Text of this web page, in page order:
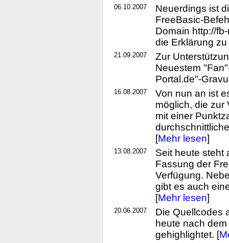
06.10.2007
Neuerdings ist
FreeBasic-
Domain http://
die Erklärung
21.09.2007
Zur
Neuestem
Portal.de"-
16.08.2007
Von nun an ist
möglich, die zur
mit einer
[Mehr lesen]
13.08.2007
Seit heute steht
Fassung der
Verfügung.
gibt es auch
[Mehr lesen]
20.06.2007
Die Quellcodes
heute nach
gehighlightet. [